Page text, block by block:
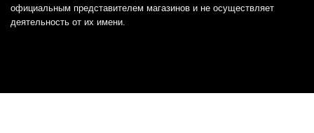
официальным представителем магазинов и не осуществляет
деятельность от их имени.